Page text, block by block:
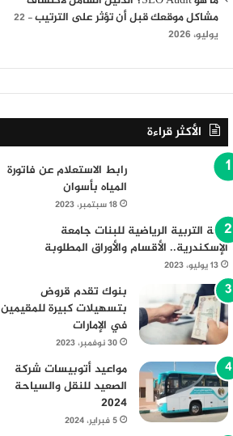
مشاكل موقعك قبل أن تؤثر على الترتيب
22
يوليو، 2026
الأكثر قراءة
رابط الاستعلام عن فاتورة
المياه بأسوان
18 سبتمبر، 2023
كلية التربية الرياضية للبنات جامعة
الإسكندرية.. الأقسام والأوراق المطلوبة
13 يوليو، 2023
بنوك تقدم قروض
بتسهيلات كبيرة للمقيمين
في الإمارات
30 نوفمبر، 2023
مواعيد أتوبيسات شركة
الصعيد للنقل والسياحة
2024
5 فبراير، 2024